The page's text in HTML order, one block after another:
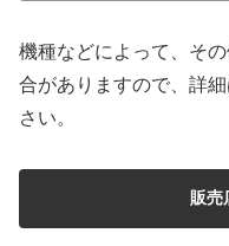
機種などによって、そ
合がありますので、詳
さい。
販売